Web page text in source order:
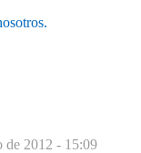
de 2012 - 15:09